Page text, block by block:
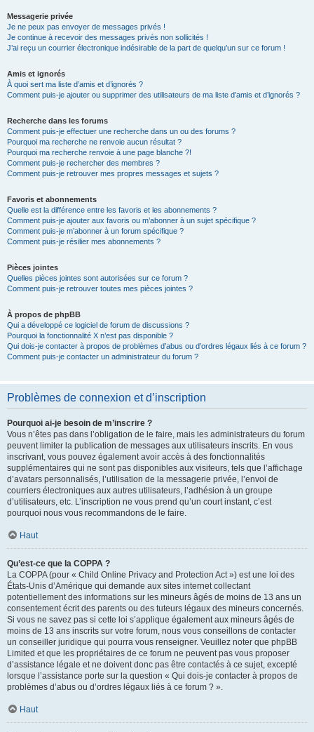
Messagerie privée
Je ne peux pas envoyer de messages privés !
Je continue à recevoir des messages privés non sollicités !
J’ai reçu un courrier électronique indésirable de la part de quelqu’un sur ce forum !
Amis et ignorés
À quoi sert ma liste d’amis et d’ignorés ?
Comment puis-je ajouter ou supprimer des utilisateurs de ma liste d’amis et d’ignorés ?
Recherche dans les forums
Comment puis-je effectuer une recherche dans un ou des forums ?
Pourquoi ma recherche ne renvoie aucun résultat ?
Pourquoi ma recherche renvoie à une page blanche ?!
Comment puis-je rechercher des membres ?
Comment puis-je retrouver mes propres messages et sujets ?
Favoris et abonnements
Quelle est la différence entre les favoris et les abonnements ?
Comment puis-je ajouter aux favoris ou m’abonner à un sujet spécifique ?
Comment puis-je m’abonner à un forum spécifique ?
Comment puis-je résilier mes abonnements ?
Pièces jointes
Quelles pièces jointes sont autorisées sur ce forum ?
Comment puis-je retrouver toutes mes pièces jointes ?
À propos de phpBB
Qui a développé ce logiciel de forum de discussions ?
Pourquoi la fonctionnalité X n’est pas disponible ?
Qui dois-je contacter à propos de problèmes d’abus ou d’ordres légaux liés à ce forum ?
Comment puis-je contacter un administrateur du forum ?
Problèmes de connexion et d’inscription
Pourquoi ai-je besoin de m’inscrire ?
Vous n’êtes pas dans l’obligation de le faire, mais les administrateurs du forum
peuvent limiter la publication de messages aux utilisateurs inscrits. En vous
inscrivant, vous pouvez également avoir accès à des fonctionnalités
supplémentaires qui ne sont pas disponibles aux visiteurs, tels que l’affichage
d’avatars personnalisés, l’utilisation de la messagerie privée, l’envoi de
courriers électroniques aux autres utilisateurs, l’adhésion à un groupe
d’utilisateurs, etc. L’inscription ne vous prend qu’un court instant, c’est
pourquoi nous vous recommandons de le faire.
Haut
Qu’est-ce que la COPPA ?
La COPPA (pour « Child Online Privacy and Protection Act ») est une loi des
États-Unis d’Amérique qui demande aux sites internet collectant
potentiellement des informations sur les mineurs âgés de moins de 13 ans un
consentement écrit des parents ou des tuteurs légaux des mineurs concernés.
Si vous ne savez pas si cette loi s’applique également aux mineurs âgés de
moins de 13 ans inscrits sur votre forum, nous vous conseillons de contacter
un conseiller juridique qui pourra vous renseigner. Veuillez noter que phpBB
Limited et que les propriétaires de ce forum ne peuvent pas vous proposer
d’assistance légale et ne doivent donc pas être contactés à ce sujet, excepté
lorsque l’assistance porte sur la question « Qui dois-je contacter à propos de
problèmes d’abus ou d’ordres légaux liés à ce forum ? ».
Haut